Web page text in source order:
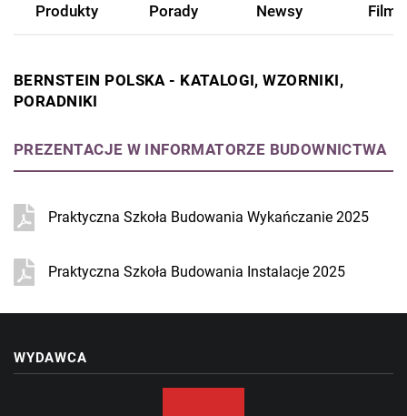
Produkty Porady Newsy Filmy
BERNSTEIN POLSKA - KATALOGI, WZORNIKI,
PORADNIKI
PREZENTACJE W INFORMATORZE BUDOWNICTWA
Praktyczna Szkoła Budowania Wykańczanie 2025
Praktyczna Szkoła Budowania Instalacje 2025
WYDAWCA